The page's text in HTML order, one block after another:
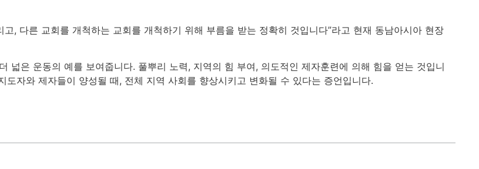
, 다른 교회를 개척하는 교회를 개척하기 위해 부름을 받는 정확히 것입니다”라고 현재 동남아시아 현장
넓은 운동의 예를 보여줍니다. 풀뿌리 노력, 지역의 힘 부여, 의도적인 제자훈련에 의해 힘을 얻는 것입니
도자와 제자들이 양성될 때, 전체 지역 사회를 향상시키고 변화될 수 있다는 증언입니다.